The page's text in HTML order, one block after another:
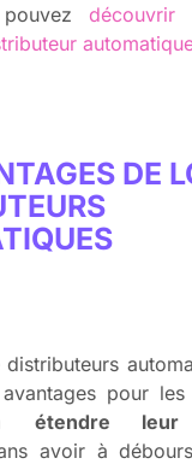
DE
pour les
à étendre
avoir à